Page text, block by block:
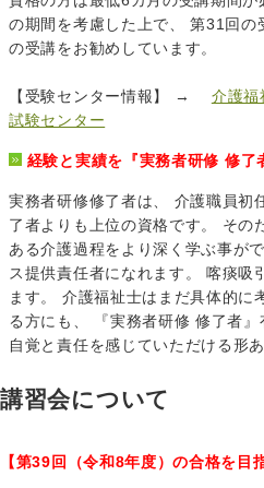
の期間を考慮した上で、 第31回の
の受講をお勧めしています。
【受験センター情報】 → 介護福
試験センター
経験と実績を『実務者研修 修了
実務者研修修了者は、 介護職員初
了者よりも上位の資格です。 その
ある介護過程をより深く学ぶ事が
ス提供責任者になれます。 喀痰吸
ます。 介護福祉士はまだ具体的に
る方にも、 『実務者研修 修了者』
自覚と責任を感じていただける形
講習会について
【第39回（令和8年度）の合格を目